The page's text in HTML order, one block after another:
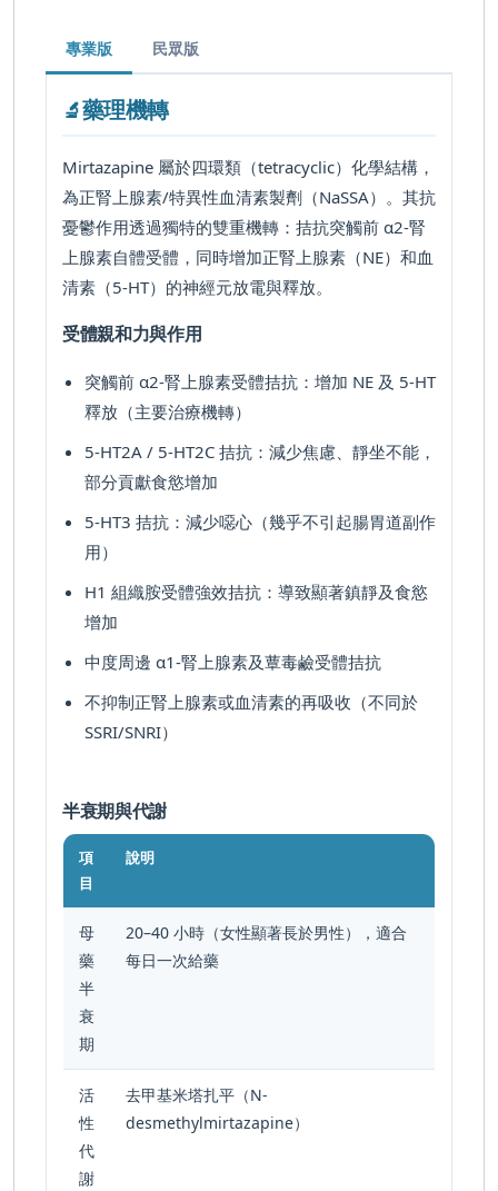
專業版 民眾版
🔬藥理機轉
Mirtazapine 屬於四環類（tetracyclic）化學結構，
為正腎上腺素/特異性血清素製劑（NaSSA）。其抗
憂鬱作用透過獨特的雙重機轉 ：拮抗突觸前 α2-腎
上腺素自體受體，同時增加正腎上腺素（NE）和血
清素（5-HT）的神經元放電與釋放。
受體親和力與作用
突觸前 α2-腎上腺素受體拮抗 ：增加 NE 及 5-HT
釋放（主要治療機轉）
5-HT2A / 5-HT2C 拮抗 ：減少焦慮、靜坐不能，
部分貢獻食慾增加
5-HT3 拮抗 ：減少噁心（幾乎不引起腸胃道副作
用）
H1 組織胺受體強效拮抗 ：導致顯著鎮靜及食慾
增加
中度周邊 α1-腎上腺素及蕈毒鹼受體拮抗
不抑制正腎上腺素或血清素的再吸收（不同於
SSRI/SNRI）
半衰期與代謝
項
目
說明
母
藥
半
衰
期
20–40 小時（女性顯著長於男性），適合
每日一次給藥
活
性
代
謝
去甲基米塔扎平（N-
desmethylmirtazapine）